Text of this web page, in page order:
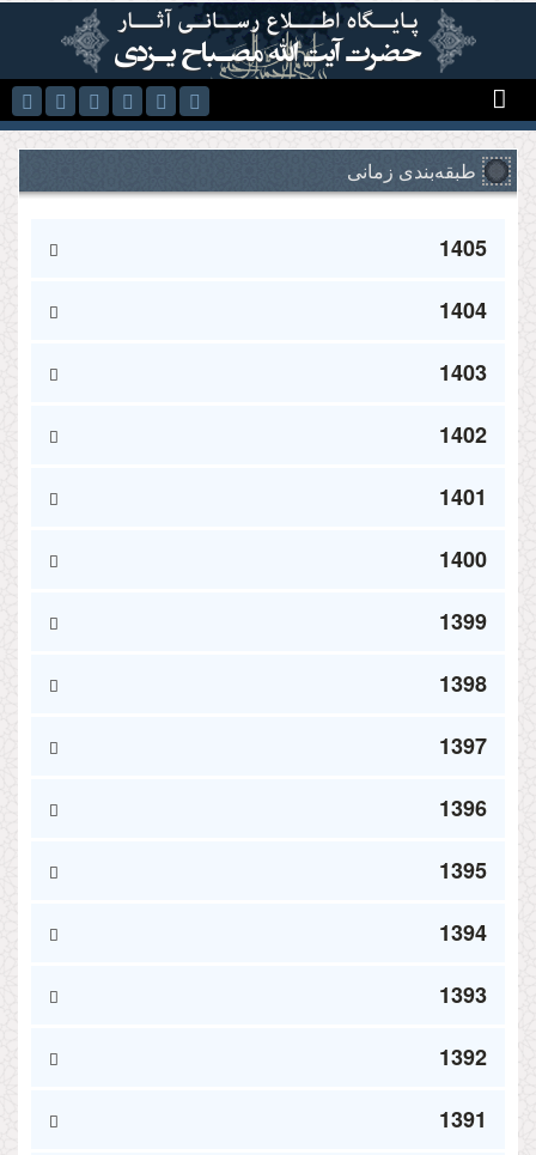
رفتن به محتوای اصلی
طبقه‌بندی زمانی
1405
1404
1403
1402
1401
1400
1399
1398
1397
1396
1395
1394
1393
1392
1391